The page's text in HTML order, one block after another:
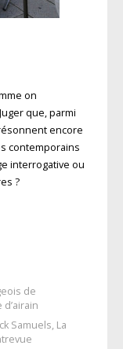
on
que, parmi
encore
contemporains
interrogative ou
?
de
Samuels, La